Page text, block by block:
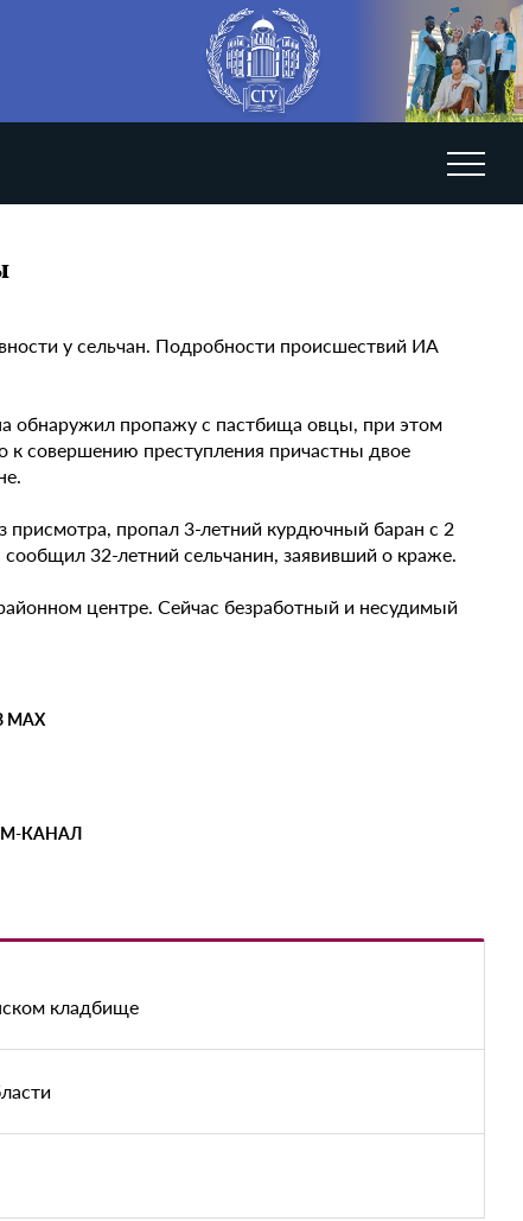
у сельчан. Подробности происшествий ИА
обнаружил пропажу с пастбища овцы, при этом
к совершению преступления причастны двое
присмотра, пропал 3-летний курдючный баран с 2
32-летний сельчанин, заявивший о краже.
центре. Сейчас безработный и несудимый
КАНАЛ
кладбище